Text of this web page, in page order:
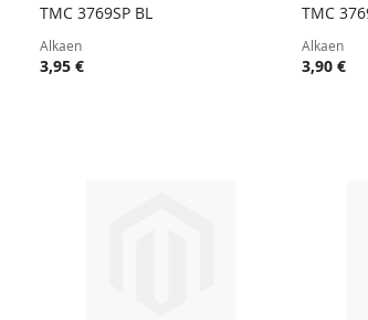
VERTAILUUN
VERTAILUUN
TMC 3769SP BL
Alkaen
3,95 €
TMC
Alkaen
3,90 €